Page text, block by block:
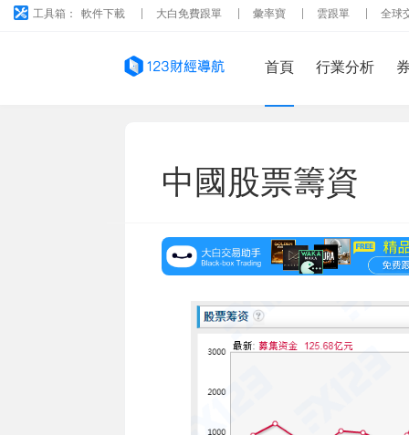
工具箱： 軟件下載 大白免費跟單 彙率寶 雲跟單 全球
首頁 行業分析
中國股票籌資